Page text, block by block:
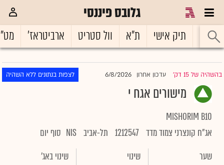
גלובס פיננסי
ראשי תיק אישי ת"א וול סטריט ארביטראז'
בהשהיה של 15 דק' |עדכון אחרון 6/8/2026 לצפות בנתונים ללא השהיה
מישורים אגח י
MISHORIM B10
אג"ח קונצרני צמוד מדד 1212547 תל-אביב NIS סוף יום
שער
שינוי שינוי באג'